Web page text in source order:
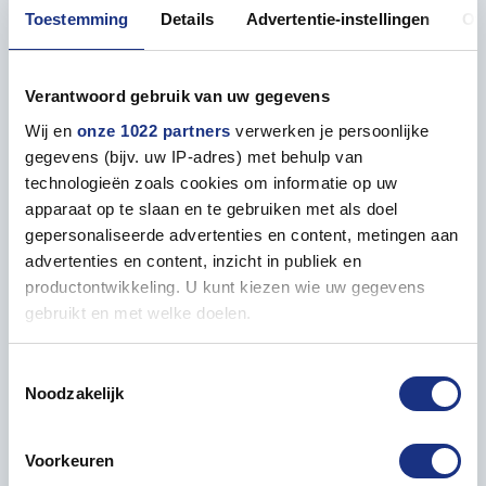
Toestemming Details Advertentie-instellingen
Verantwoord gebruik van uw gegevens
Wij en onze 1022 partners verwerken je persoonlijke
gegevens (bijv. uw IP-adres) met behulp van
technologieën zoals cookies om informatie op uw
apparaat op te slaan en te gebruiken met als doel
gepersonaliseerde advertenties en content, metingen aan
advertenties en content, inzicht in publiek en
productontwikkeling. U kunt kiezen wie uw gegevens
gebruikt en met welke doelen.
Informatie verzamelen over uw geografische locatie,
Uw apparaat identificeren door het actief te scannen
op specifieke eigenschappen (fingerprinting)
Noodzakelijk
Voorkeuren
ATOM-flesjes, verkrijgbaar bij Most-Models.com!
• AMMO MIG ATOM Verf Donker Geel
Eigenschappen
ALGEMEEN
Verf passend bij